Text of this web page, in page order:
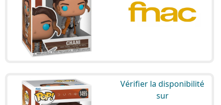
Vérifier la disponibilité
sur